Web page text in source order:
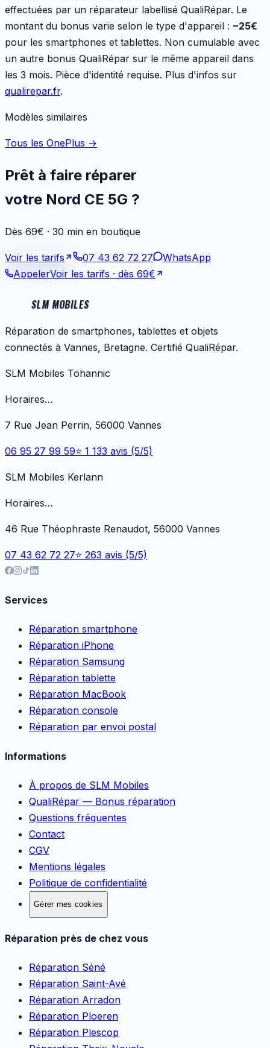
effectuées par un réparateur labellisé QualiRépar. Le
montant du bonus varie selon le type d'appareil : −25€
pour les smartphones et tablettes. Non cumulable avec
un autre bonus QualiRépar sur le même appareil dans
les 3 mois. Pièce d'identité requise. Plus d'infos sur
qualirepar.fr.
Modèles similaires
Tous les OnePlus →
Prêt à faire réparer
votre Nord CE 5G ?
Dès 69€ · 30 min en boutique
Voir les tarifs 07 43 62 72 27
WhatsApp
AppelerVoir les tarifs · dès 69€
SLM MOBILES
Réparation de smartphones, tablettes et objets
connectés à Vannes, Bretagne. Certifié QualiRépar.
SLM Mobiles Tohannic
Horaires…
7 Rue Jean Perrin, 56000 Vannes
06 95 27 99 59⭐ 1 133 avis (5/5)
SLM Mobiles Kerlann
Horaires…
46 Rue Théophraste Renaudot, 56000 Vannes
07 43 62 72 27⭐ 263 avis (5/5)
Services
Réparation smartphone
Réparation iPhone
Réparation Samsung
Réparation tablette
Réparation MacBook
Réparation console
Réparation par envoi postal
Informations
À propos de SLM Mobiles
QualiRépar — Bonus réparation
Questions fréquentes
Contact
CGV
Mentions légales
Politique de confidentialité
Gérer mes cookies
Réparation près de chez vous
Réparation Séné
Réparation Saint-Avé
Réparation Arradon
Réparation Ploeren
Réparation Plescop